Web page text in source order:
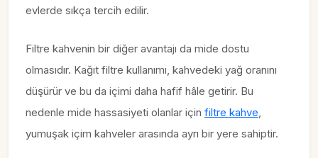
evlerde sıkça tercih edilir.
Filtre kahvenin bir diğer avantajı da mide dostu
olmasıdır. Kağıt filtre kullanımı, kahvedeki yağ oranını
düşürür ve bu da içimi daha hafif hâle getirir. Bu
nedenle mide hassasiyeti olanlar için filtre kahve
yumuşak içim kahveler arasında ayrı bir yere sahiptir.